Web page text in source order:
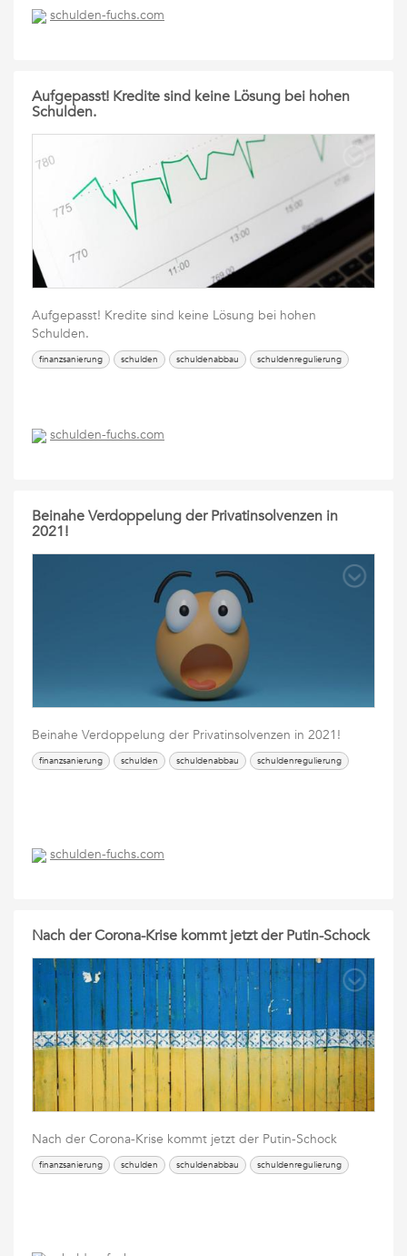
schulden-fuchs.com
Aufgepasst! Kredite sind keine Lösung bei hohen
Schulden.
Aufgepasst! Kredite sind keine Lösung bei hohen
Schulden.
finanzsanierung schulden schuldenabbau schuldenregulierung
schulden-fuchs.com
Beinahe Verdoppelung der Privatinsolvenzen in
2021!
Beinahe Verdoppelung der Privatinsolvenzen in 2021!
finanzsanierung schulden schuldenabbau schuldenregulierung
schulden-fuchs.com
Nach der Corona-Krise kommt jetzt der Putin-Schock
Nach der Corona-Krise kommt jetzt der Putin-Schock
finanzsanierung schulden schuldenabbau schuldenregulierung